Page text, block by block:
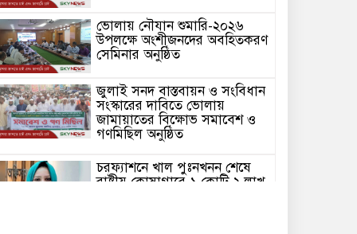
ভোলায় নৌযান শুমারি-২০২৬
উপলক্ষে অংশীজনদের অবহিতকরণ
সেমিনার অনুষ্ঠিত
জুলাই সনদ বাস্তবায়ন ও সংবিধান
সংস্কারের দাবিতে ভোলায়
জামায়াতের বিক্ষোভ সমাবেশ ও
গণমিছিল অনুষ্ঠিত
চরফ্যাশনে খাল পুঃনখনন শেষে
রাষ্ট্রীয় কোষাগারে ১ কোটি ২ লাখ